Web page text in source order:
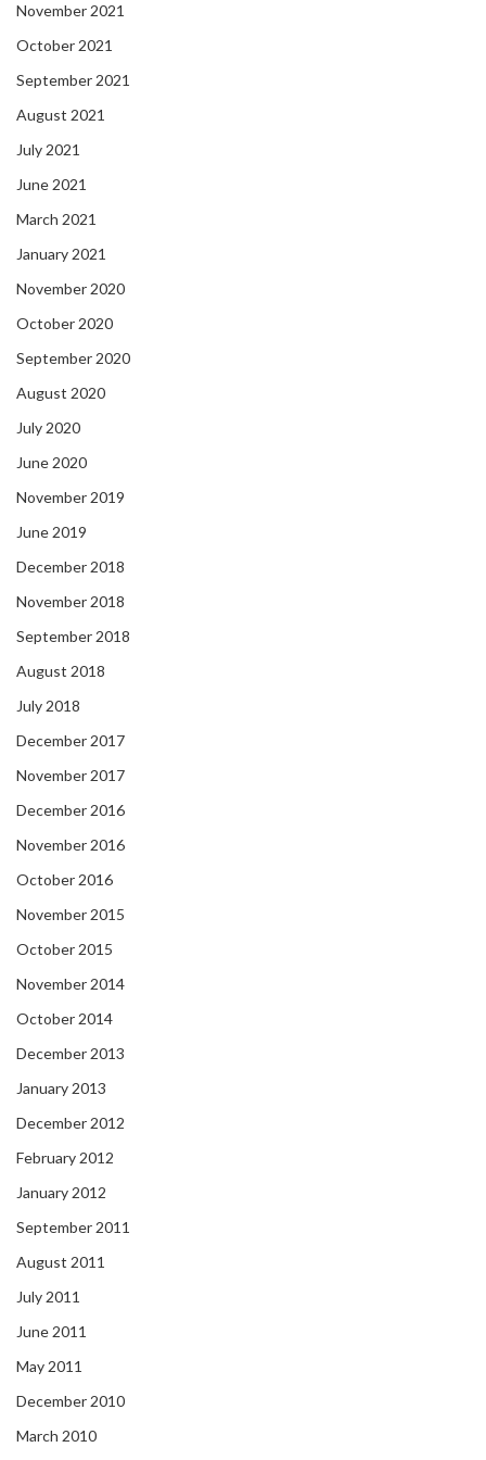
November 2021
October 2021
September 2021
August 2021
July 2021
June 2021
March 2021
January 2021
November 2020
October 2020
September 2020
August 2020
July 2020
June 2020
November 2019
June 2019
December 2018
November 2018
September 2018
August 2018
July 2018
December 2017
November 2017
December 2016
November 2016
October 2016
November 2015
October 2015
November 2014
October 2014
December 2013
January 2013
December 2012
February 2012
January 2012
September 2011
August 2011
July 2011
June 2011
May 2011
December 2010
March 2010